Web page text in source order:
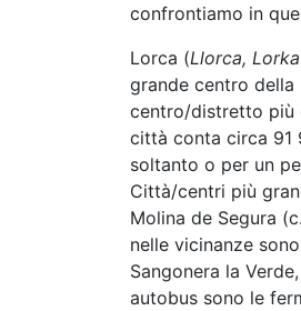
confrontiamo in
Lorca (Llorca, Lorka
grande centro della
centro/distretto più
città conta circa 91
soltanto o per un
Città/centri più
Molina de Segura
nelle vicinanze
Sangonera la
autobus sono le